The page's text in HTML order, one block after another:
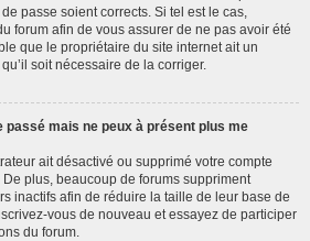
passe soient corrects. Si tel est le cas,
forum afin de vous assurer de ne pas avoir été
que le propriétaire du site internet ait un
soit nécessaire de la corriger.
passé mais ne peux à présent plus me
ait désactivé ou supprimé votre compte
plus, beaucoup de forums suppriment
inactifs afin de réduire la taille de leur base de
vous de nouveau et essayez de participer
du forum.